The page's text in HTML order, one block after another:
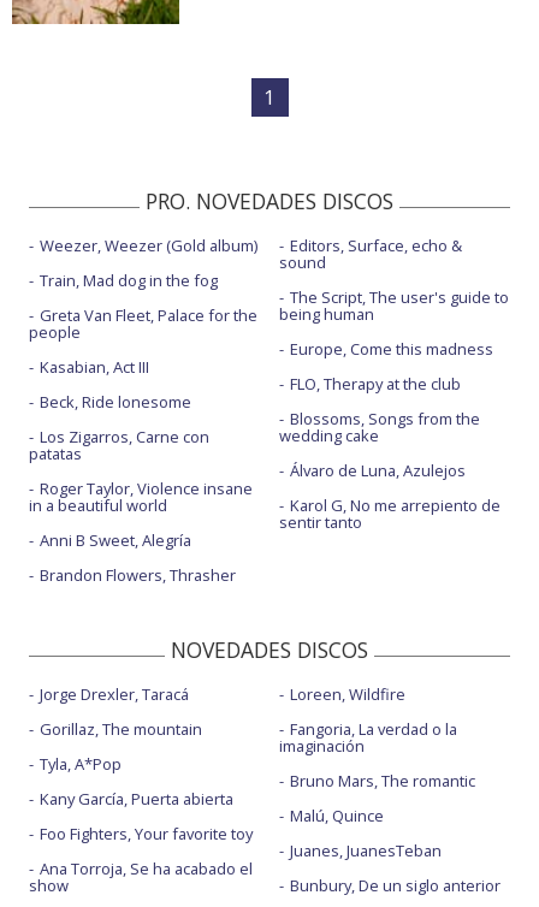
1
PRO. NOVEDADES DISCOS
Weezer, Weezer (Gold album)
Train, Mad dog in the fog
Greta Van Fleet, Palace for the
people
Kasabian, Act III
Beck, Ride lonesome
Los Zigarros, Carne con
patatas
Roger Taylor, Violence insane
in a beautiful world
Anni B Sweet, Alegría
Brandon Flowers, Thrasher
Editors, Surface, echo &
sound
The Script, The user's guide to
being human
Europe, Come this madness
FLO, Therapy at the club
Blossoms, Songs from the
wedding cake
Álvaro de Luna, Azulejos
Karol G, No me arrepiento de
sentir tanto
NOVEDADES DISCOS
Jorge Drexler, Taracá
Gorillaz, The mountain
Tyla, A*Pop
Kany García, Puerta abierta
Foo Fighters, Your favorite toy
Ana Torroja, Se ha acabado el
show
Loreen, Wildfire
Fangoria, La verdad o la
imaginación
Bruno Mars, The romantic
Malú, Quince
Juanes, JuanesTeban
Bunbury, De un siglo anterior